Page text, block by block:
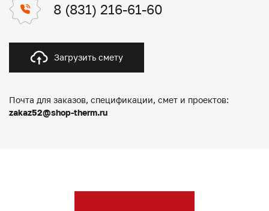
8 (831) 216-61-60
Загрузить смету
Почта для заказов, спецификации, смет и проектов:
zakaz52@shop-therm.ru